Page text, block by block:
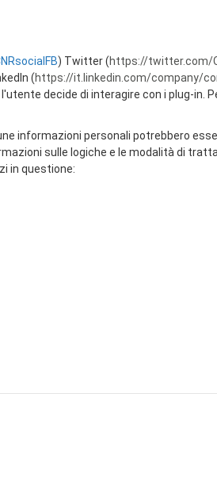
) Twitter (https://twitter.com/
(https://it.linkedin.com/company/
decide di interagire con i plug-in.
informazioni personali potrebbero
sulle logiche e le modalità di
in questione: